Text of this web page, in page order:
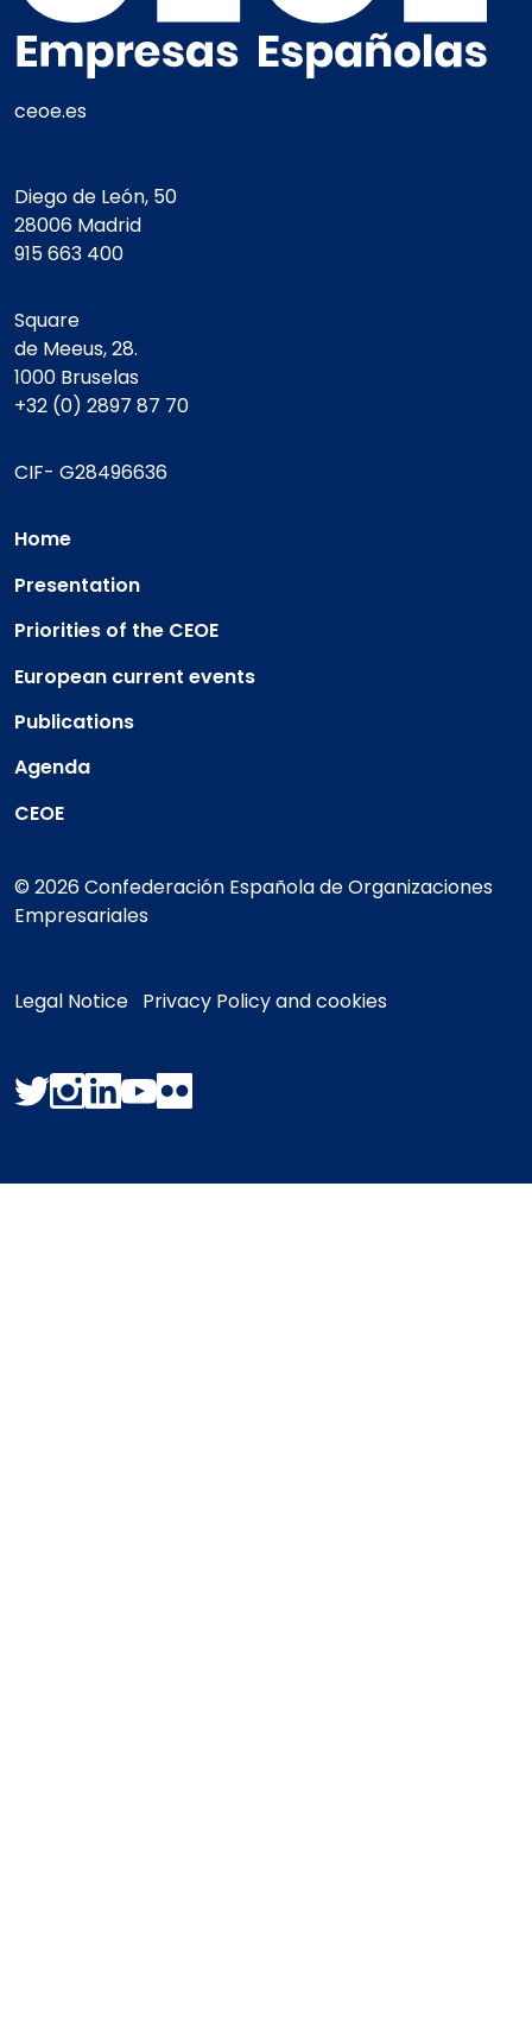
ceoe.es
Diego de León, 50
28006 Madrid
915 663 400
Square
de Meeus, 28.
1000 Bruselas
+32 (0) 2897 87 70
CIF- G28496636
Home
Presentation
Priorities of the CEOE
European current events
Publications
Agenda
CEOE
© 2026 Confederación Española de Organizaciones
Empresariales
Legal Notice Privacy Policy and cookies